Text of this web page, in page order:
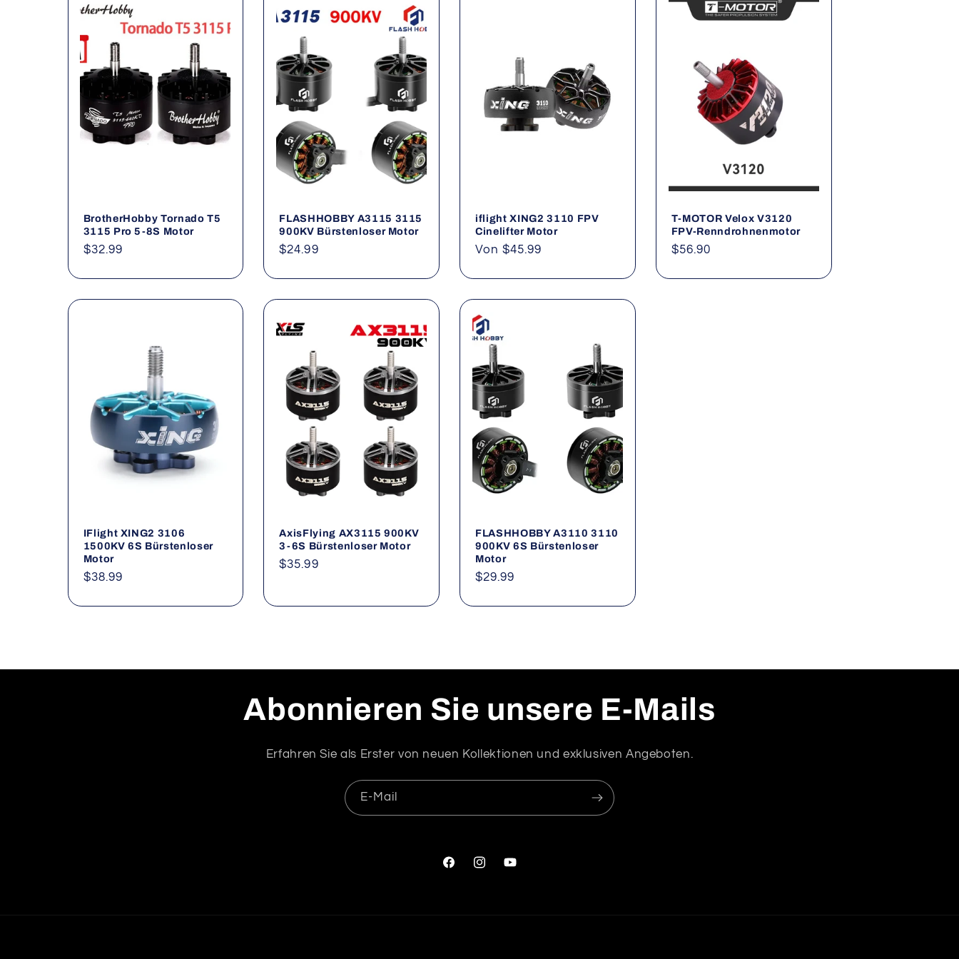
e
g
o
e
:
BrotherHobby Tornado T5
3115 Pro 5-8S Motor
Normaler
$32.99
FLASHHOBBY A3115 3115
900KV Bürstenloser Motor
Normaler
$24.99
iflight XING2 3110 FPV
Cinelifter Motor
Normaler
Von $45.99
T-MOTOR Velox V3120
FPV-Renndrohnenmotor
Normaler
$56.90
IFlight XING2 3106
1500KV 6S Bürstenloser
Motor
Normaler
$38.99
AxisFlying AX3115 900KV
3-6S Bürstenloser Motor
Normaler
$35.99
FLASHHOBBY A3110 3110
900KV 6S Bürstenloser
Motor
Normaler
$29.99
Abonnieren Sie unsere E-Mails
Erfahren Sie als Erster von neuen Kollektionen und exklusiven Angeboten.
E-Mail
FacebookInstagramYouTube